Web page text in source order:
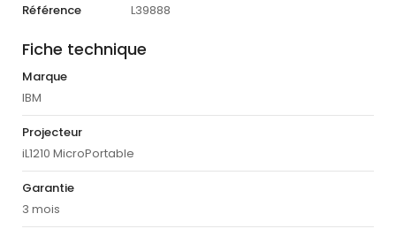
Référence
L39888
Fiche technique
Marque
IBM
Projecteur
iL1210 MicroPortable
Garantie
3 mois